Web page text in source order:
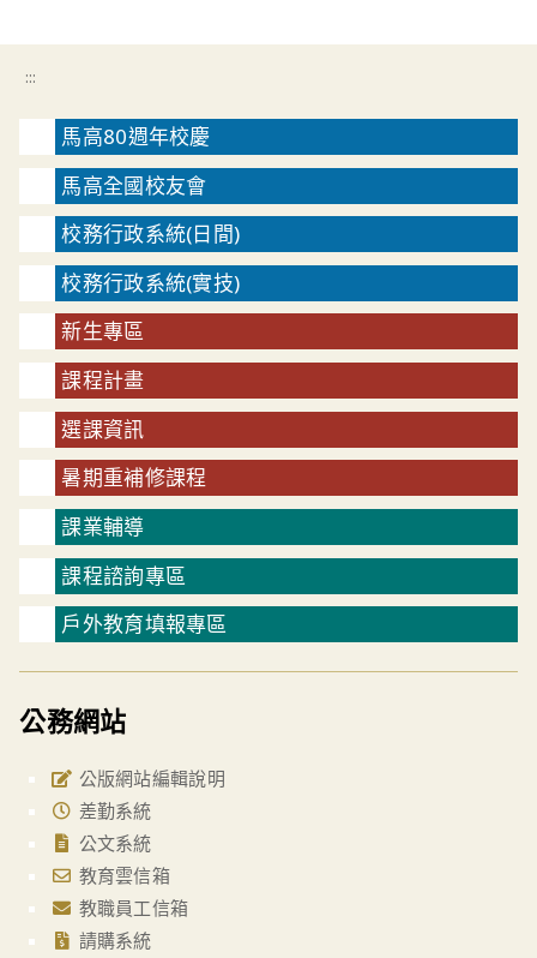
:::
馬高80週年校慶
馬高全國校友會
校務行政系統(日間)
校務行政系統(實技)
新生專區
課程計畫
選課資訊
暑期重補修課程
課業輔導
課程諮詢專區
戶外教育填報專區
公務網站
公版網站編輯說明
差勤系統
公文系統
教育雲信箱
教職員工信箱
請購系統